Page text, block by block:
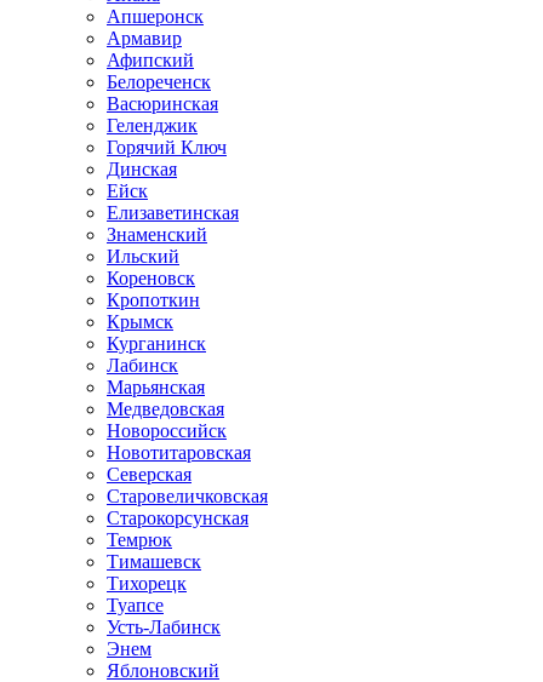
Апшеронск
Армавир
Афипский
Белореченск
Васюринская
Геленджик
Горячий Ключ
Динская
Ейск
Елизаветинская
Знаменский
Ильский
Кореновск
Кропоткин
Крымск
Курганинск
Лабинск
Марьянская
Медведовская
Новороссийск
Новотитаровская
Северская
Старовеличковская
Старокорсунская
Темрюк
Тимашевск
Тихорецк
Туапсе
Усть-Лабинск
Энем
Яблоновский